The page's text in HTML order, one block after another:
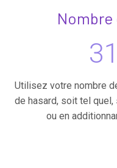
Utilisez votre nombre
de hasard, soit tel
ou en